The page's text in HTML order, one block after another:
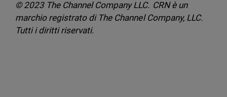
© 2023 The Channel Company LLC. CRN è un
marchio registrato di The Channel Company, LLC.
Tutti i diritti riservati.